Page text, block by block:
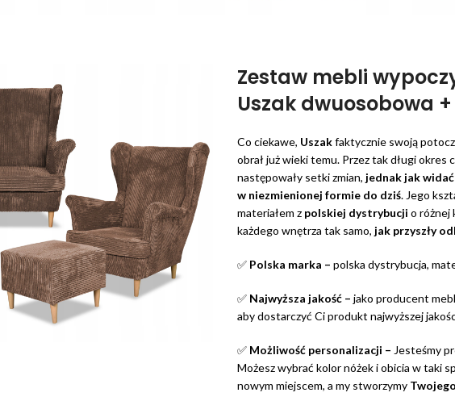
Zestaw mebli
Uszak dwuosobowa
Co ciekawe, Uszakfaktycznie swoją
obrał już wieki temu. Przez tak długi
następowały setki zmian, jednak jak
w niezmienionej formie do dziś. Jego
materiałem z polskiej dystrybucji o różnej
każdego wnętrza tak samo, jak przyszły
✅ Polska marka – polska dystrybucja,
✅ Najwyższa jakość – jako producent
aby dostarczyć Ci produkt najwyższej
✅ Możliwość personalizacji – Jesteśmy
Możesz wybrać kolor nóżek i obicia w taki
nowym miejscem, a my stworzymy